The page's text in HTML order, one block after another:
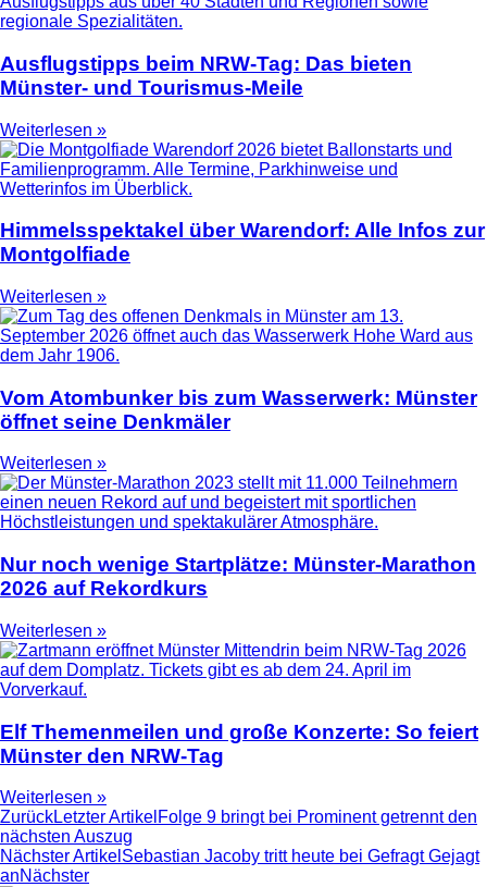
Ausflugstipps beim NRW-Tag: Das bieten
Münster- und Tourismus-Meile
Weiterlesen »
Himmelsspektakel über Warendorf: Alle Infos zur
Montgolfiade
Weiterlesen »
Vom Atombunker bis zum Wasserwerk: Münster
öffnet seine Denkmäler
Weiterlesen »
Nur noch wenige Startplätze: Münster-Marathon
2026 auf Rekordkurs
Weiterlesen »
Elf Themenmeilen und große Konzerte: So feiert
Münster den NRW-Tag
Weiterlesen »
ZurückLetzter Artikel Folge 9 bringt bei Prominent getrennt den
nächsten Auszug
Nächster Artikel Sebastian Jacoby tritt heute bei Gefragt Gejagt
anNächster